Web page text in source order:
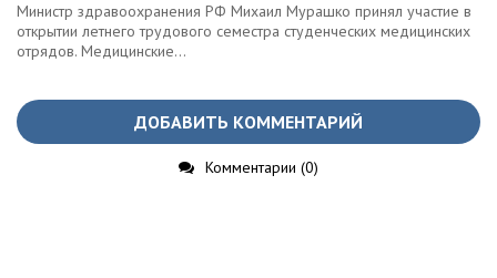
Министр здравоохранения РФ Михаил Мурашко принял участие в
открытии летнего трудового семестра студенческих медицинских
отрядов. Медицинские...
ДОБАВИТЬ КОММЕНТАРИЙ
Комментарии (0)